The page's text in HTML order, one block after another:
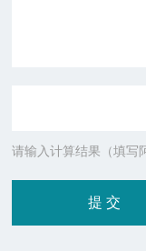
请输入计算结果（填写